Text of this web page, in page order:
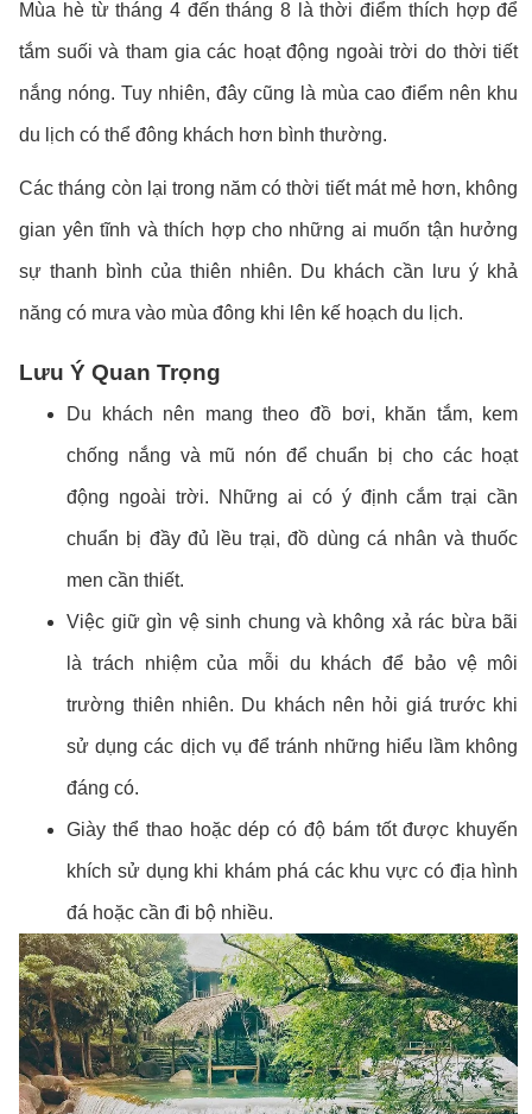
Mùa hè từ tháng 4 đến tháng 8 là thời điểm thích hợp để
tắm suối và tham gia các hoạt động ngoài trời do thời tiết
nắng nóng. Tuy nhiên, đây cũng là mùa cao điểm nên khu
du lịch có thể đông khách hơn bình thường.
Các tháng còn lại trong năm có thời tiết mát mẻ hơn, không
gian yên tĩnh và thích hợp cho những ai muốn tận hưởng
sự thanh bình của thiên nhiên. Du khách cần lưu ý khả
năng có mưa vào mùa đông khi lên kế hoạch du lịch.
Lưu Ý Quan Trọng
Du khách nên mang theo đồ bơi, khăn tắm, kem
chống nắng và mũ nón để chuẩn bị cho các hoạt
động ngoài trời. Những ai có ý định cắm trại cần
chuẩn bị đầy đủ lều trại, đồ dùng cá nhân và thuốc
men cần thiết.
Việc giữ gìn vệ sinh chung và không xả rác bừa bãi
là trách nhiệm của mỗi du khách để bảo vệ môi
trường thiên nhiên. Du khách nên hỏi giá trước khi
sử dụng các dịch vụ để tránh những hiểu lầm không
đáng có.
Giày thể thao hoặc dép có độ bám tốt được khuyến
khích sử dụng khi khám phá các khu vực có địa hình
đá hoặc cần đi bộ nhiều.